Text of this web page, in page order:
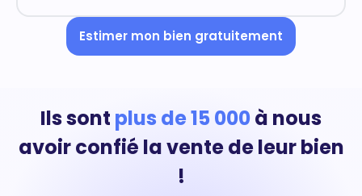
Estimer mon bien gratuitement
Ils sont plus de 15 000à nous
avoir confié la vente de leur bien
!